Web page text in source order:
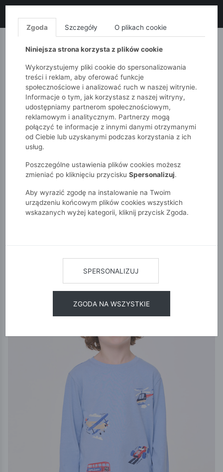
MONNARI QUIOSQUE
51015kids Chłopcy 2-7 lat Bluzki
BLUZKI
POKAŻ FILTRY
Zgoda Szczegóły O plikach cookie
Niniejsza strona korzysta z plików cookie
Wykorzystujemy pliki cookie do spersonalizowania
treści i reklam, aby oferować funkcje
społecznościowe i analizować ruch w naszej witrynie.
Informacje o tym, jak korzystasz z naszej witryny,
udostępniamy partnerom społecznościowym,
reklamowym i analitycznym. Partnerzy mogą
połączyć te informacje z innymi danymi otrzymanymi
od Ciebie lub uzyskanymi podczas korzystania z ich
usług.
Poszczególne ustawienia plików cookies możesz
zmieniać po kliknięciu przycisku Spersonalizuj.
Aby wyrazić zgodę na instalowanie na Twoim
urządzeniu końcowym plików cookies wszystkich
wskazanych wyżej kategorii, kliknij przycisk Zgoda.
SPERSONALIZUJ
ZGODA NA WSZYSTKIE